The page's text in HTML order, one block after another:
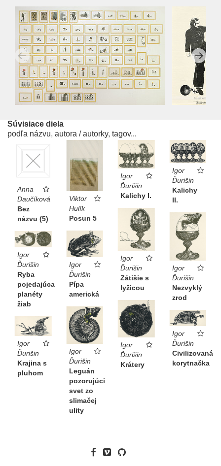
Súvisiace diela
podľa názvu, autora / autorky, tagov...
Anna
Daučíková
Bez
názvu (5)
Viktor
Hulík
Posun 5
Igor
Ďurišin
Kalichy I.
Igor
Ďurišin
Kalichy
II.
Igor
Ďurišin
Zátišie s
lyžicou
Igor
Ďurišin
Nezvyklý
zrod
Igor
Ďurišin
Pípa
americká
Igor
Ďurišin
Ryba
pojedajúca
planéty
žiab
Igor
Ďurišin
Krátery
Igor
Ďurišin
Leguán
pozorujúci
svet zo
slimačej
ulity
Igor
Ďurišin
Civilizovaná
korytnačka
Igor
Ďurišin
Krajina s
pluhom